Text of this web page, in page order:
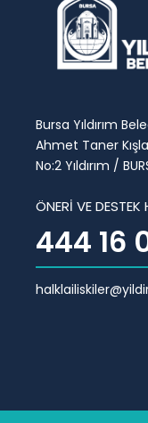
Bursa Yıldırım
Ahmet Taner
No:2 Yıldırım /
ÖNERİ VE DESTEK
444 16